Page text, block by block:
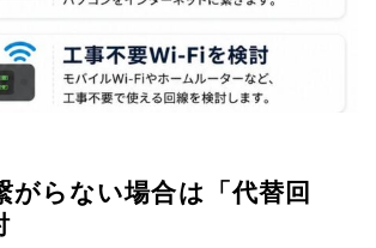
がらない場合は「代替回